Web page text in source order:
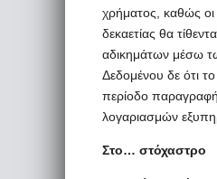
χρήματος, καθώς
δεκαετίας θα
αδικημάτων μέσω
Δεδομένου δε ότι
περίοδο
λογαριασμών
Στο… στόχαστρο